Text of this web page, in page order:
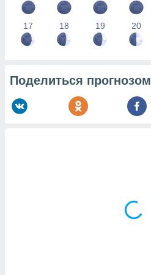
17 18 19 20
Поделиться прогнозом